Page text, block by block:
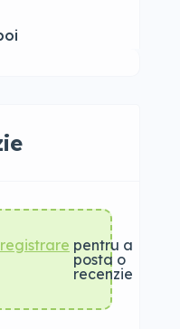
pentru a
posta o
recenzie